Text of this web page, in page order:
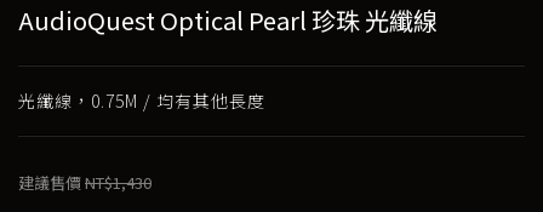
AudioQuest Optical Pearl 珍珠 光纖線
光纖線，0.75M / 均有其他長度
建議售價NT$1,430